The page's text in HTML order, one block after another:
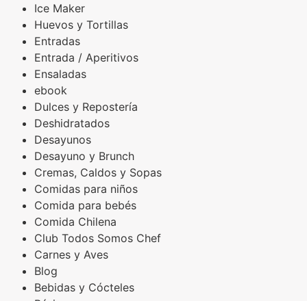
Ice Maker
Huevos y Tortillas
Entradas
Entrada / Aperitivos
Ensaladas
ebook
Dulces y Repostería
Deshidratados
Desayunos
Desayuno y Brunch
Cremas, Caldos y Sopas
Comidas para niños
Comida para bebés
Comida Chilena
Club Todos Somos Chef
Carnes y Aves
Blog
Bebidas y Cócteles